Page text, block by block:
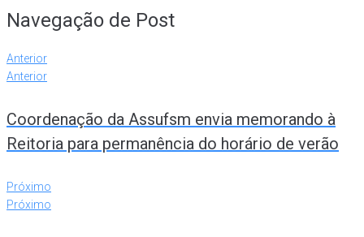
Navegação de Post
Anterior
Anterior
Coordenação da Assufsm envia memorando à
Reitoria para permanência do horário de verão
Próximo
Próximo